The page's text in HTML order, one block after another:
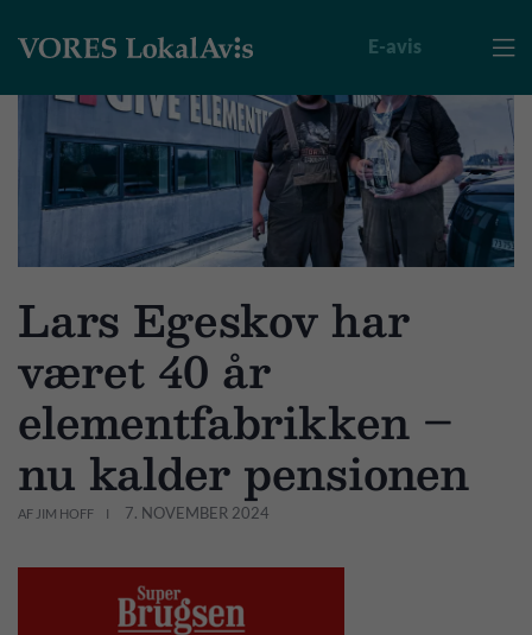

E-avis
Lars Egeskov har
været 40 år
elementfabrikken –
nu kalder pensionen
AF JIM HOFF 7. NOVEMBER 2024